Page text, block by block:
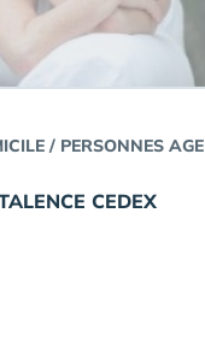
/ PERSONNES
CEDEX